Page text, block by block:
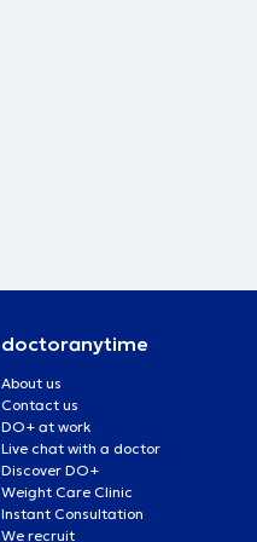
doctoranytime
About us
Contact us
DO+ at work
Live chat with a doctor
Discover DO+
Weight Care Clinic
Instant Consultation
We recruit